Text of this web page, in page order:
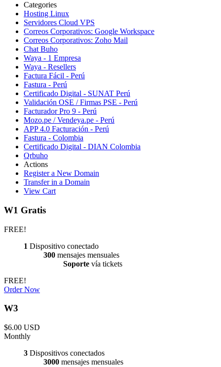
Categories
Hosting Linux
Servidores Cloud VPS
Correos Corporativos: Google Workspace
Correos Corporativos: Zoho Mail
Chat Buho
Waya - 1 Empresa
Waya - Resellers
Factura Fácil - Perú
Fastura - Perú
Certificado Digital - SUNAT Perú
Validación OSE / Firmas PSE - Perú
Facturador Pro 9 - Perú
Mozo.pe / Vendeya.pe - Perú
APP 4.0 Facturación - Perú
Fastura - Colombia
Certificado Digital - DIAN Colombia
Qrbuho
Actions
Register a New Domain
Transfer in a Domain
View Cart
W1 Gratis
FREE!
1 Dispositivo conectado
300 mensajes mensuales
Soporte vía tickets
FREE!
Order Now
W3
$6.00 USD
Monthly
3 Dispositivos conectados
3000 mensajes mensuales